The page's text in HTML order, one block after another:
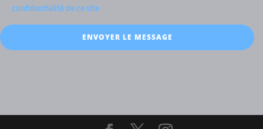
confidentialité de ce site